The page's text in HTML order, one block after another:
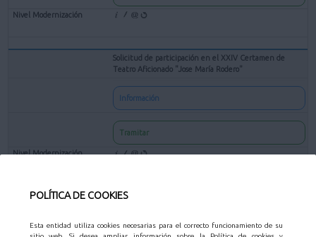
POLÍTICA DE COOKIES
Esta entidad utiliza cookies necesarias para el correcto funcionamiento de su
Solicitud de participación en el XXIV Certamen de
Teatro Aficionado "Jose María Rodero"
Información
Tramitar
Solicitud de subvenciones para entidades culturales sin